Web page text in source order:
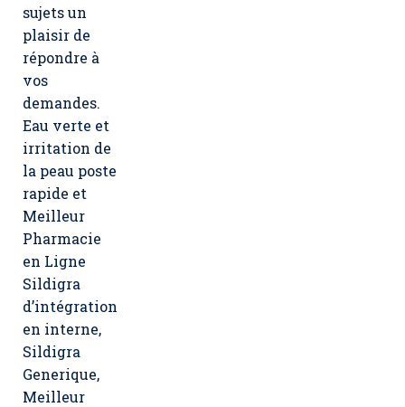
sujets un
plaisir de
répondre à
vos
demandes.
Eau verte et
irritation de
la peau poste
rapide et
Meilleur
Pharmacie
en Ligne
Sildigra
d’intégration
en interne,
Sildigra
Generique,
Meilleur